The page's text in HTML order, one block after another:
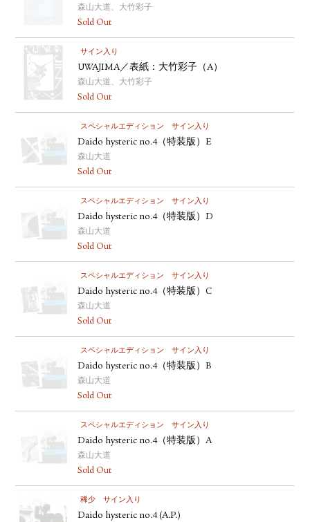
森山大道、大竹彩子
Sold Out
サイン入り
UWAJIMA／表紙：大竹彩子（A）
森山大道、大竹彩子
Sold Out
スペシャルエディション サイン入り
Daido hysteric no.4（特装版）E
森山大道
Sold Out
スペシャルエディション サイン入り
Daido hysteric no.4（特装版）D
森山大道
Sold Out
スペシャルエディション サイン入り
Daido hysteric no.4（特装版）C
森山大道
Sold Out
スペシャルエディション サイン入り
Daido hysteric no.4（特装版）B
森山大道
Sold Out
スペシャルエディション サイン入り
Daido hysteric no.4（特装版）A
森山大道
Sold Out
稀少 サイン入り
Daido hysteric no.4 (A.P.)